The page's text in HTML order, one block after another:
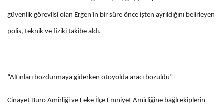
güvenlik görevlisi olan Ergen'in bir süre önce işten ayrıldığını belirleyen
polis, teknik ve fiziki takibe aldı.
“Altınları bozdurmaya giderken otoyolda aracı bozuldu”
Cinayet Büro Amirliği ve Feke İlçe Emniyet Amirliğine bağlı ekiplerin